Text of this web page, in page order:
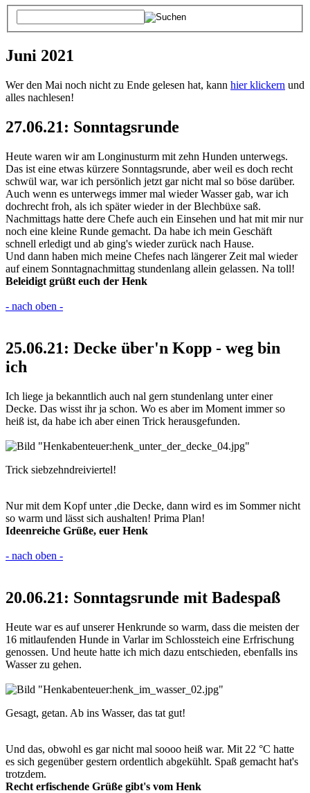
Juni 2021
Wer den Mai noch nicht zu Ende gelesen hat, kann hier klickern und
alles nachlesen!
27.06.21: Sonntagsrunde
Heute waren wir am Longinusturm mit zehn Hunden unterwegs.
Das ist eine etwas kürzere Sonntagsrunde, aber weil es doch recht
schwül war, war ich persönlich jetzt gar nicht mal so böse darüber.
Auch wenn es unterwegs immer mal wieder Wasser gab, war ich
dochrecht froh, als ich später wieder in der Blechbüxe saß.
Nachmittags hatte dere Chefe auch ein Einsehen und hat mit mir nur
noch eine kleine Runde gemacht. Da habe ich mein Geschäft
schnell erledigt und ab ging's wieder zurück nach Hause.
Und dann haben mich meine Chefes nach längerer Zeit mal wieder
auf einem Sonntagnachmittag stundenlang allein gelassen. Na toll!
Beleidigt grüßt euch der Henk
- nach oben -
25.06.21: Decke über'n Kopp - weg bin
ich
Ich liege ja bekanntlich auch nal gern stundenlang unter einer
Decke. Das wisst ihr ja schon. Wo es aber im Moment immer so
heiß ist, da habe ich aber einen Trick herausgefunden.
Trick siebzehndreiviertel!
Nur mit dem Kopf unter ,die Decke, dann wird es im Sommer nicht
so warm und lässt sich aushalten! Prima Plan!
Ideenreiche Grüße, euer Henk
- nach oben -
20.06.21: Sonntagsrunde mit Badespaß
Heute war es auf unserer Henkrunde so warm, dass die meisten der
16 mitlaufenden Hunde in Varlar im Schlossteich eine Erfrischung
genossen. Und heute hatte ich mich dazu entschieden, ebenfalls ins
Wasser zu gehen.
Gesagt, getan. Ab ins Wasser, das tat gut!
Und das, obwohl es gar nicht mal soooo heiß war. Mit 22 °C hatte
es sich gegenüber gestern ordentlich abgekühlt. Spaß gemacht hat's
trotzdem.
Recht erfischende Grüße gibt's vom Henk